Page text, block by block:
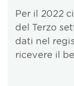
Per il 2022
del Terzo
dati nel
ricevere il